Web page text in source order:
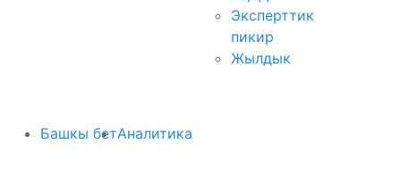
Эксперттик
пикир
Жылдык
Башкы бетАналитика